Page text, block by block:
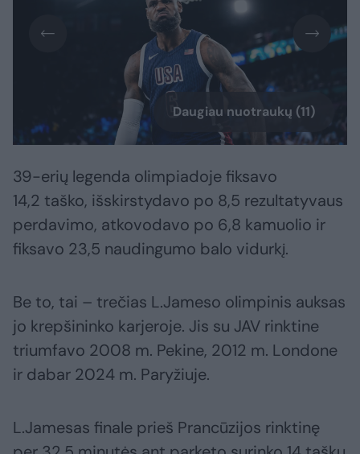
Daugiau nuotraukų (11)
39-erių legenda olimpiadoje fiksavo
14,2 taško, išskirstydavo po 8,5 rezultatyvaus
perdavimo, atkovodavo po 6,8 kamuolio ir
fiksavo 23,5 naudingumo balo vidurkį.
Be to, tai – trečias L.Jameso olimpinis auksas
jo krepšininko karjeroje. Jis su JAV rinktine
triumfavo 2008 m. Pekine, 2012 m. Londone
ir dabar 2024 m. Paryžiuje.
L.Jamesas finale prieš Prancūzijos rinktinę